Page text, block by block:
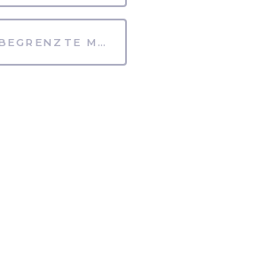
UNBEGRENZTE MÖGLICHKEITEN